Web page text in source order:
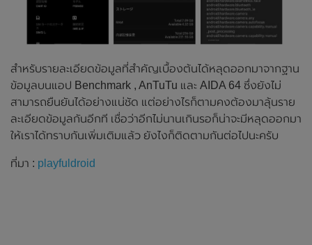
สำหรับรายละเอียดข้อมูลที่สำคัญเบื้องต้นได้หลุดออกมาจากฐาน
ข้อมูลบนแอป Benchmark , AnTuTu และ AIDA 64 ซึ่งยังไม่
สามารถยืนยันได้อย่างแน่ชัด แต่อย่างไรก็ตามคงต้องมาลุ้นราย
ละเอียดข้อมูลกันอีกที เชื่อว่าอีกไม่นานเกินรอก็น่าจะมีหลุดออกมา
ให้เราได้ทราบกันเพิ่มเติมแล้ว ยังไงก็ติดตามกันต่อไปนะครับ
ที่มา : playfuldroid